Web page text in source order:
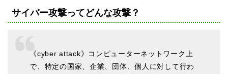
サイバー攻撃ってどんな攻撃？
《cyber attack》コンピューターネットワーク上
で、特定の国家、企業、団体、個人に対して行わ